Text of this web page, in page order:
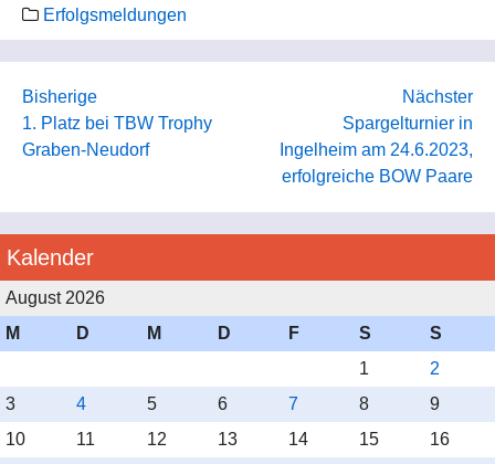
Erfolgsmeldungen
Bisherige
1. Platz bei TBW Trophy
Graben-Neudorf
Nächster
Spargelturnier in
Ingelheim am 24.6.2023,
erfolgreiche BOW Paare
Kalender
August 2026
M
D M D F S
S
1
2
3
4 5 6 7 8
9
10
11 12 13 14 15
16